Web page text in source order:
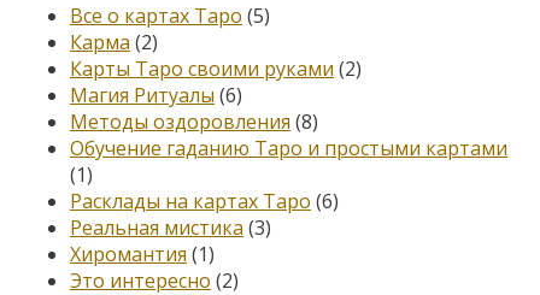
Все о картах Таро (5)
Карма (2)
Карты Таро своими руками (2)
Магия Ритуалы (6)
Методы оздоровления (8)
Обучение гаданию Таро и простыми картами
(1)
Расклады на картах Таро (6)
Реальная мистика (3)
Хиромантия (1)
Это интересно (2)